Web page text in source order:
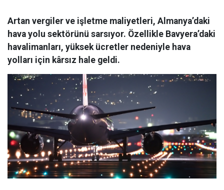
Artan vergiler ve işletme maliyetleri, Almanya’daki
hava yolu sektörünü sarsıyor. Özellikle Bavyera’daki
havalimanları, yüksek ücretler nedeniyle hava
yolları için kârsız hale geldi.